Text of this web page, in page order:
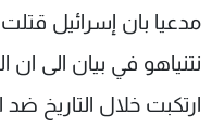
مدعيا بان إسرائيل
نتنياهو في بيان الى ان
ارتكبت خلال التاريخ
البرامج
جدول البرامج
شاهد البرامج